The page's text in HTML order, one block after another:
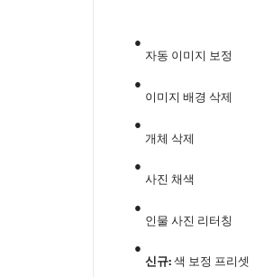
자동 이미지 보정
이미지 배경 삭제
개체 삭제
사진 채색
인물 사진 리터칭
신규:색 보정 프리셋